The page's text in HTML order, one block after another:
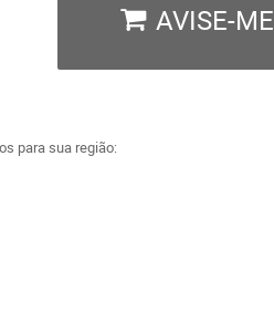
AVISE-ME
para sua região: